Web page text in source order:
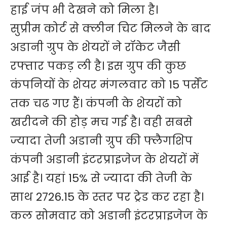
हाई जंप भी देखने को मिला है।
सुप्रीम कोर्ट से क्लीन चिट मिलने के बाद
अडानी ग्रुप के शेयरों ने रॉकेट जैसी
रफ्तार पकड़ ली है। इस ग्रुप की कुछ
कंपनियों के शेयर मंगलवार को 15 पर्सेंट
तक चढ गए हैं। कंपनी के शेयरों को
खरीदने की होड़ मच गई है। वही सबसे
ज्यादा तेजी अडानी ग्रुप की फ्लैगशिप
कंपनी अडानी इंटरप्राइजेज के शेयरों में
आई है। यहां 15% से ज्यादा की तेजी के
साथ 2726.15 के स्तर पर ट्रेड कर रहा है।
कल सोमवार को अडानी इंटरप्राइजेज के